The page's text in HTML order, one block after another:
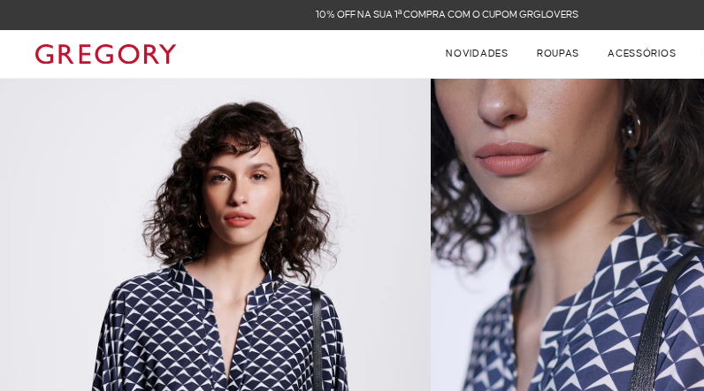
FRETE GRÁTIS NAS COMPRAS ACIMA DE R$ 899
NOVIDADES ROUPAS ACESSÓRIOS